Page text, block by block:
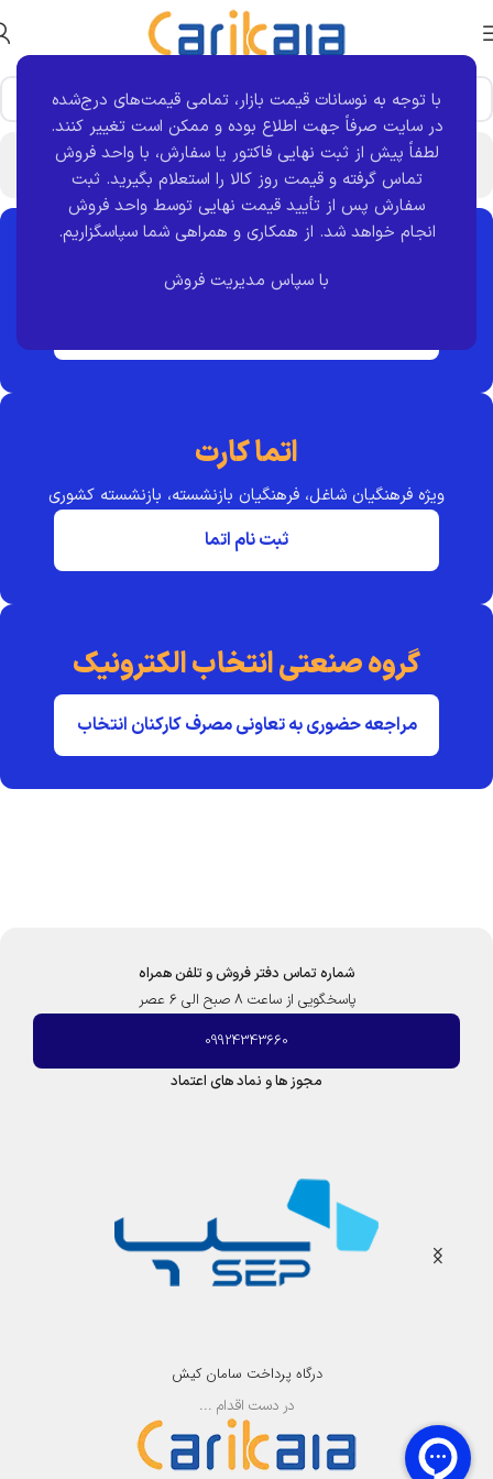
با توجه به نوسانات قیمت بازار، تمامی قیمت‌های درج‌شده
در سایت صرفاً جهت اطلاع بوده و ممکن است تغییر کنند.
لطفاً پیش از ثبت نهایی فاکتور یا سفارش، با واحد فروش
تماس گرفته و قیمت روز کالا را استعلام بگیرید. ثبت
سفارش پس از تأیید قیمت نهایی توسط واحد فروش
انجام خواهد شد. از همکاری و همراهی شما سپاسگزاریم.
با سپاس مدیریت فروش
پس از پایان فرایند ثبت نام جهت ثبت فاکتور تماس حاصل کنید
بازنشسته تامین اجتماعی
اتما کارت
ویژه فرهنگیان شاغل، فرهنگیان بازنشسته، بازنشسته کشوری
ثبت نام اتما
گروه صنعتی انتخاب الکترونیک
مراجعه حضوری به تعاونی مصرف کارکنان انتخاب
شماره تماس دفتر فروش و تلفن همراه
پاسخگویی از ساعت 8 صبح الی 6 عصر
09924343660
مجوز ها و نماد های اعتماد
درگاه پرداخت سامان کیش
در دست اقدام ...